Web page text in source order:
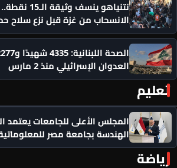
نتنياهو ينسف
الانسحاب من غزة قبل نزع سلاح
العدوان الإسرائيلي منذ 2 مارس
تعليم
المجلس الأعلى للجامعات يعتمد
الهندسة بجامعة مصر للمعلوماتية..
رياضة